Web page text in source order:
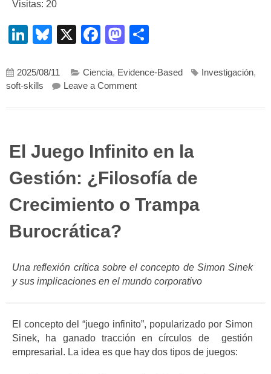
Visitas: 20
LinkedIn
Bluesky
X Facebook
Mastodon
2025/08/11 Ciencia, Evidence-Based Investigación,
soft-skills
Leave a Commenton Significativo, pero no relevante
El Juego Infinito en la
Gestión: ¿Filosofía de
Crecimiento o Trampa
Burocrática?
Una reflexión crítica sobre el concepto de Simon Sinek
y sus implicaciones en el mundo corporativo
El concepto del “juego infinito”, popularizado por Simon
Sinek, ha ganado tracción en círculos de gestión
empresarial. La idea es que hay dos tipos de juegos: